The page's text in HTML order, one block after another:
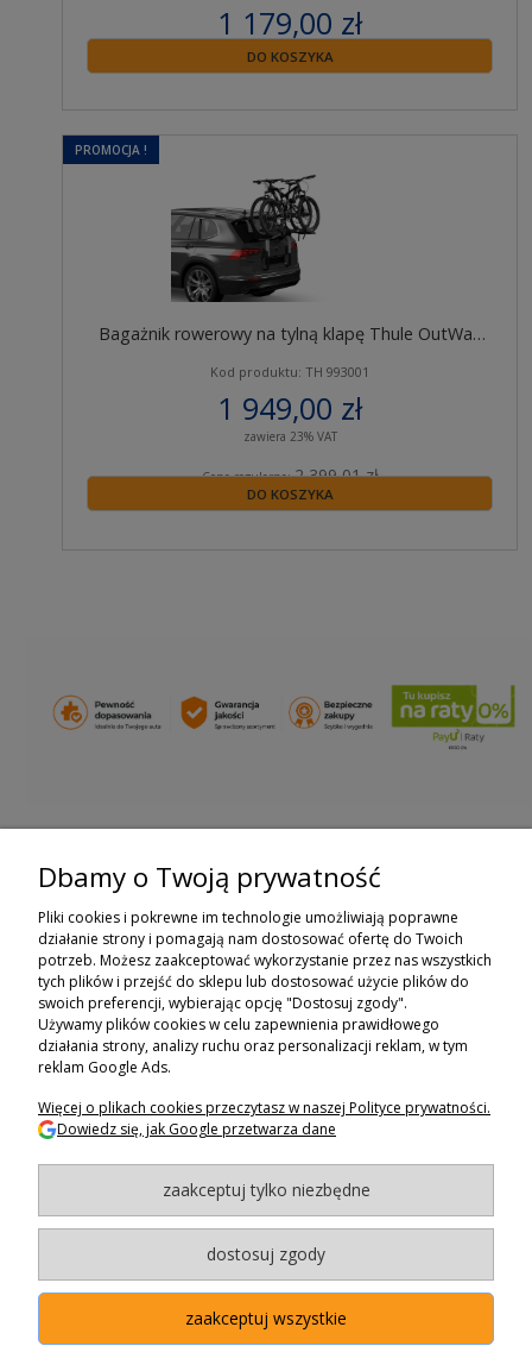
1 179,00 zł
zawiera 23% VAT
DO KOSZYKA
Bagażnik rowerowy na tylną klapę Thule OutWay
Kod produktu: TH 993001
1 949,00 zł
zawiera 23% VAT
Cena regularna:2 399,01 zł
Najniższa cena z 30 dni przed obniżką:
DO KOSZYKA
PROMOCJA !
ZAPISZ SIĘ DO NEWSLETTERA
ZAPISZ SIĘ
ZAKUPY
POMOC
MOJE KONTO
BAGAZNIKI.PL- 2024
Dbamy o Twoją prywatność
Pliki cookies i pokrewne im technologie umożliwiają poprawne
działanie strony i pomagają nam dostosować ofertę do Twoich
potrzeb. Możesz zaakceptować wykorzystanie przez nas wszystkich
tych plików i przejść do sklepu lub dostosować użycie plików do
swoich preferencji, wybierając opcję "Dostosuj zgody".
Używamy plików cookies w celu zapewnienia prawidłowego
działania strony, analizy ruchu oraz personalizacji reklam, w tym
reklam Google Ads.
Więcej o plikach cookies przeczytasz w naszej Polityce prywatności.
Dowiedz się, jak Google przetwarza dane
zaakceptuj tylko niezbędne
dostosuj zgody
zaakceptuj wszystkie